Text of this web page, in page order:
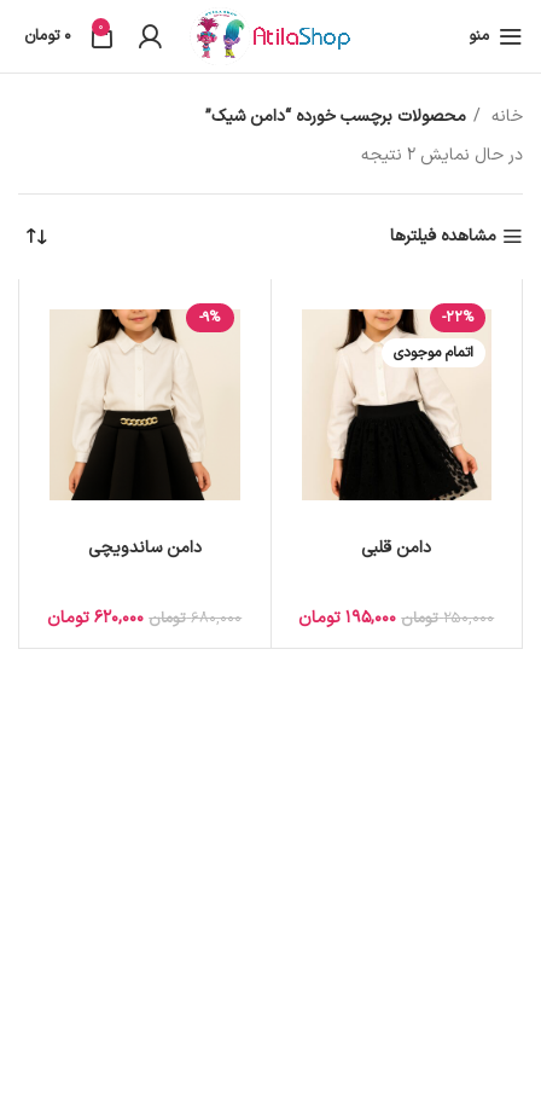
منو 0
0 تومان
خانه
محصولات برچسب خورده “دامن شیک”
در حال نمایش 2 نتیجه
مشاهده فیلترها
-22%
اتمام موجودی
دامن قلبی
250,000 تومان 195,000 تومان
-9%
دامن ساندویچی
680,000 تومان 620,000 تومان